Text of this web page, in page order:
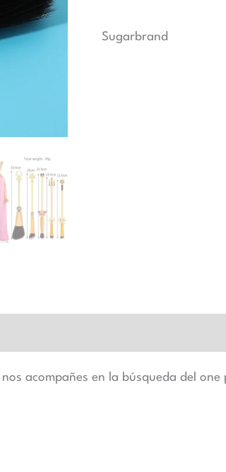
Sugarbrand
acompañes en la búsqueda del one